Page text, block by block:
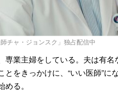
チャ・ジョンスク」独占配信中
専業主婦をしている。夫は有
とをきっかけに、“いい医師”
る。